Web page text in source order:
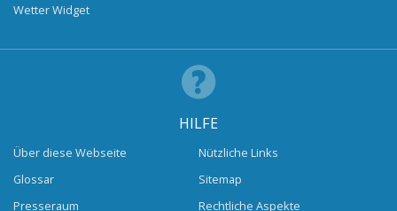
Wetter Widget
HILFE
Über diese Webseite
Glossar
Presseraum
Nützliche Links
Sitemap
Rechtliche Aspekte